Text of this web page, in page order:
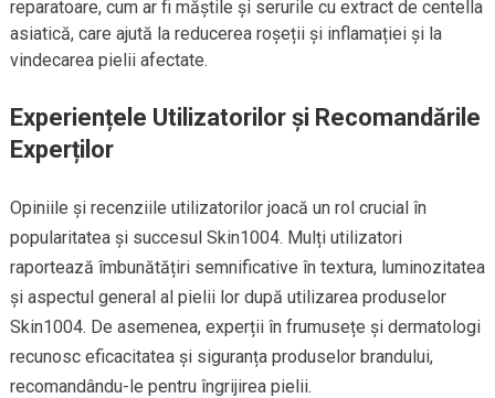
reparatoare, cum ar fi măștile și serurile cu extract de centella
asiatică, care ajută la reducerea roșeții și inflamației și la
vindecarea pielii afectate.
Experiențele Utilizatorilor și Recomandările
Experților
Opiniile și recenziile utilizatorilor joacă un rol crucial în
popularitatea și succesul Skin1004. Mulți utilizatori
raportează îmbunătățiri semnificative în textura, luminozitatea
și aspectul general al pielii lor după utilizarea produselor
Skin1004. De asemenea, experții în frumusețe și dermatologi
recunosc eficacitatea și siguranța produselor brandului,
recomandându-le pentru îngrijirea pielii.